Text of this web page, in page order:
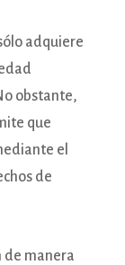
adquiere
obstante,
que
el
de
de manera